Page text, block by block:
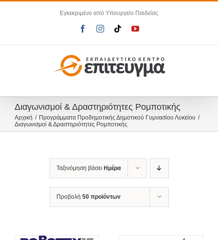
Εγκεκριμένο από Υπουργείο Παιδείας
FacebookInstagram
TiktokYouTube
Διαγωνισμοί & Δραστηριότητες Ρομποτικής
Αρχική
Προγράμματα Προδημοτικής Δημοτικού Γυμνασίου Λυκείου
Διαγωνισμοί & Δραστηριότητες Ρομποτικής
Ταξινόμηση βάσει Ημέρα
Προβολή 50 προϊόντων